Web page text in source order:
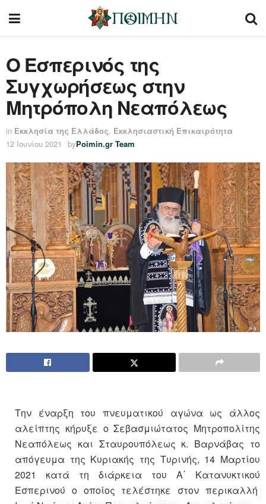
Ο Εσπερινός της
Συγχωρήσεως στην
Μητρόπολη Νεαπόλεως
in Εκκλησία της Ελλάδος, Εκκλησιαστική Επικαιρότητα
12 Ιουνίου 2021
byPoimin.gr Team
Την έναρξη του πνευματικού αγώνα ως άλλος
αλείπτης κήρυξε ο Σεβασμιώτατος Μητροπολίτης
Νεαπόλεως και Σταυρουπόλεως κ. Βαρνάβας το
απόγευμα της Κυριακής της Τυρινής, 14 Μαρτίου
2021 κατά τη διάρκεια του Α΄ Κατανυκτικού
Εσπερινού ο οποίος τελέστηκε στον περικαλλή